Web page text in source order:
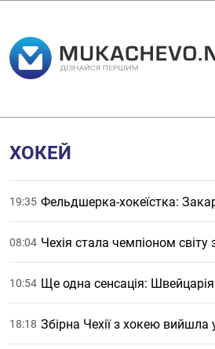
ХОКЕЙ
19:35 Фельдшерка-хокеїстка:
08:04 Чехія стала чемпіоном світу
10:54 Ще одна сенсація:
18:18 Збірна Чехії з хокею вийшла